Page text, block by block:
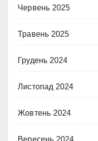
Червень 2025
Травень 2025
Грудень 2024
Листопад 2024
Жовтень 2024
Вересень 2024